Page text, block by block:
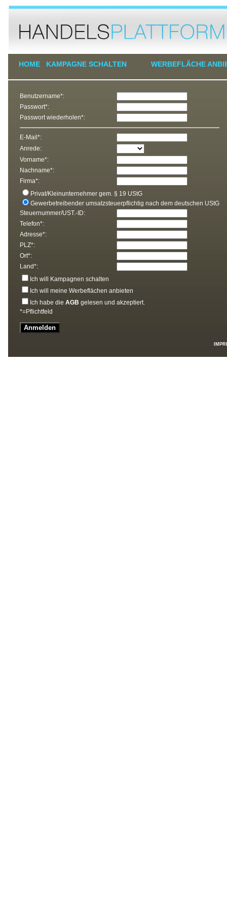
HOME KAMPAGNE SCHALTEN WERBEFLÄCHE
Benutzername*:
Passwort*:
Passwort wiederholen*:
E-Mail*:
Anrede:
Vorname*:
Nachname*:
Firma*:
Privat/Kleinunternehmer gem. § 19 UStG
Gewerbetreibender umsatzsteuerpflichtig nach dem deutschen UStG
Steuernummer/UST.-ID:
Telefon*:
Adresse*:
PLZ*:
Ort*:
Land*:
Ich will Kampagnen schalten
Ich will meine Werbeflächen anbieten
Ich habe die AGB gelesen und akzeptiert.
*=Pflichtfeld